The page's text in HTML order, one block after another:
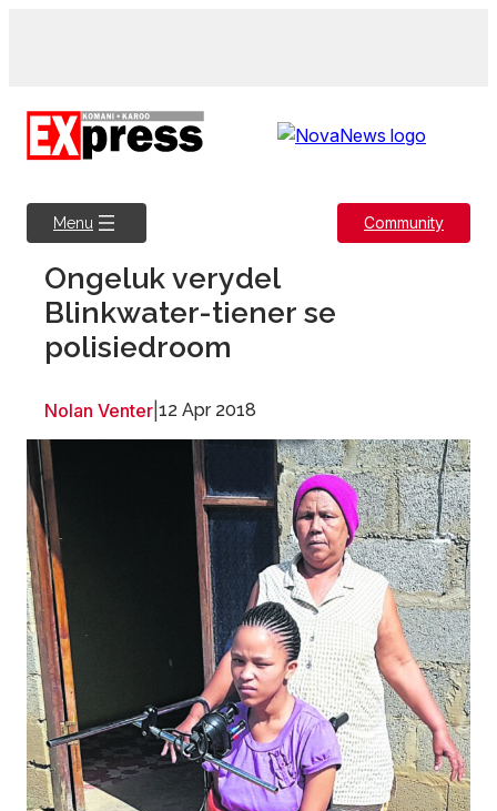
Menu Community
Ongeluk verydel
Blinkwater-tiener se
polisiedroom
Nolan Venter 12 Apr 2018